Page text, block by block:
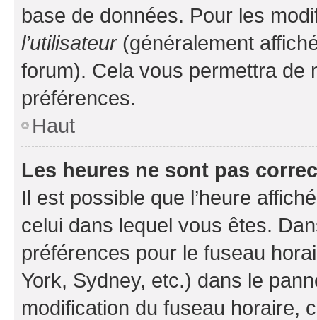
base de données. Pour les
l’utilisateur(généralement
forum). Cela vous permettra de
préférences.
Haut
Les heures ne sont pas
Il est possible que l’heure
celui dans lequel vous êtes.
préférences pour le fuseau
York, Sydney, etc.) dans le
modification du fuseau horaire,